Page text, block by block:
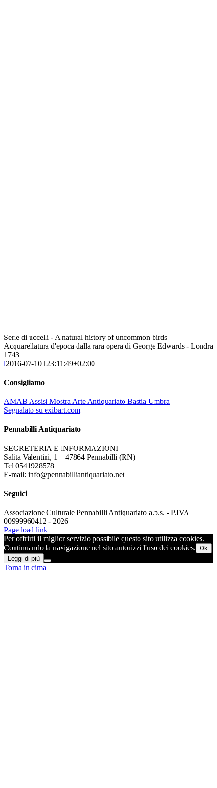
Serie di uccelli - A natural history of uncommon birds
Acquarellatura d'epoca dalla rara opera di George Edwards - Londra
1743
l2016-07-10T23:11:49+02:00
Consigliamo
AMAB Assisi Mostra Arte Antiquariato Bastia Umbra
Segnalato su exibart.com
Pennabilli Antiquariato
SEGRETERIA E INFORMAZIONI
Salita Valentini, 1 – 47864 Pennabilli (RN)
Tel 0541928578
E-mail: info@pennabilliantiquariato.net
Seguici
Associazione Culturale Pennabilli Antiquariato a.p.s. - P.IVA
00999960412 - 2026
Page load link
Per offrirti il miglior servizio possibile questo sito utilizza cookies.
Continuando la navigazione nel sito autorizzi l'uso dei cookies. Ok
Leggi di più
Torna in cima